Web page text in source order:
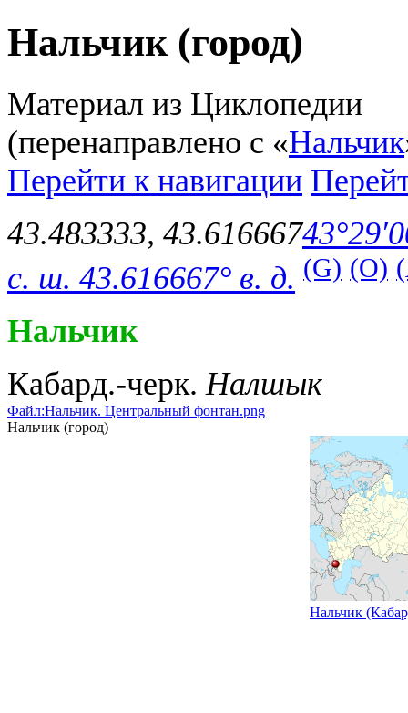
Нальчик (город)
Материал из Циклопедии
(перенаправлено с «Нальчик
Перейти к навигации
43.483333, 43.616667
с. ш. 43.616667° в. д. (G) (O)
Нальчик
Кабард.-черк. Налшык
Файл:Нальчик. Центральный фонтан.png
Нальчик (город)
Нальчик